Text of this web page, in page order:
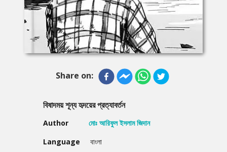
Share on:
বিষাদময় শূন্য হৃদয়ের প্রত্যাবর্তন
Author
মোঃ আরিফুল ইসলাম জিদান
Language
বাংলা